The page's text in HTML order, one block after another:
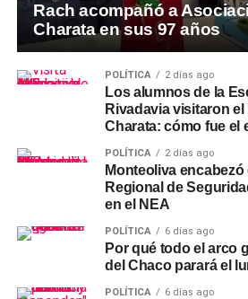
Rach acompañó a
Charata en sus 97 años
POLÍTICA 2 días ago
Los alumnos de la
Rivadavia visitaron
Charata: cómo fue el
POLÍTICA 2 días ago
Monteoliva encabezó
Regional de
en el NEA
POLÍTICA 6 días ago
Por qué todo el arco
del Chaco parará el
POLÍTICA 6 días ago